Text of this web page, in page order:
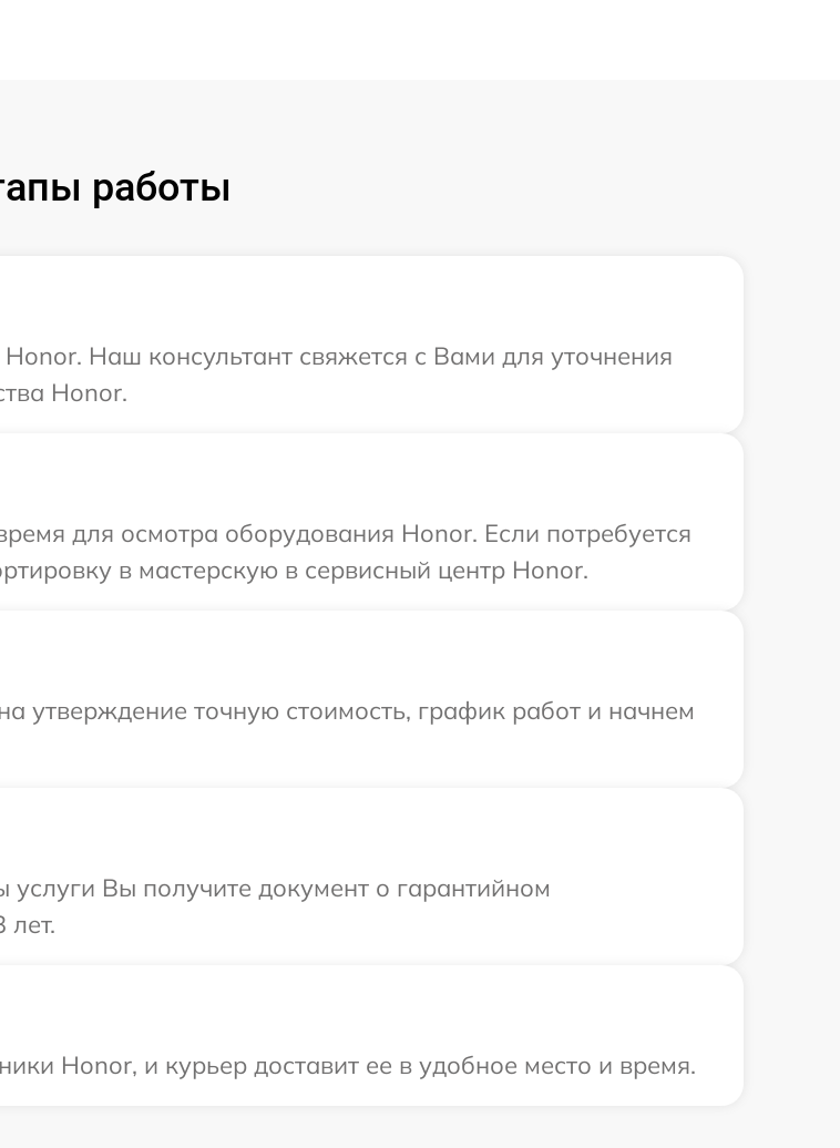
работы
Наш консультант свяжется с Вами для уточнения
Honor.
для осмотра оборудования Honor. Если потребуется
в мастерскую в сервисный центр Honor.
утверждение точную стоимость, график работ и начнем
услуги Вы получите документ о гарантийном
Honor, и курьер доставит ее в удобное место и время.